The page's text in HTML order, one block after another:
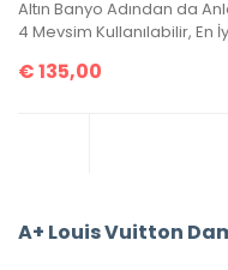
4 Mevsim Kullanılabilir, En
€135,00